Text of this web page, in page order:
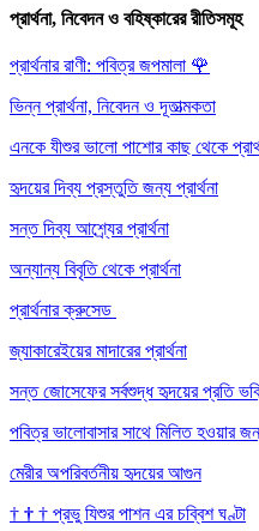
প্রার্থনা, নিবেদন ও বহিষ্কারের রীতিসমূহ
প্রার্থনার রাণী: পবিত্র জপমালা 🌹
ভিন্ন প্রার্থনা, নিবেদন ও দূতাত্মকতা
এনকে যীশুর ভালো পাশোর কাছ থেকে
হৃদয়ের দিব্য প্রস্তুতি জন্য প্রার্থনা
সন্ত দিব্য আশ্র্যের প্রার্থনা
অন্যান্য বিবৃতি থেকে প্রার্থনা
প্রার্থনার ক্রুসেড
জ্যাকারেইয়ের মাদারের প্রার্থনা
সন্ত জোসেফের সর্বশুদ্ধ হৃদয়ের প্রতি
পবিত্র ভালোবাসার সাথে মিলিত হওয়ার
মেরীর অপরিবর্তনীয় হৃদয়ের আগুন
† † † প্রভু যিশুর পাশন এর চব্বিশ ঘণ্টা